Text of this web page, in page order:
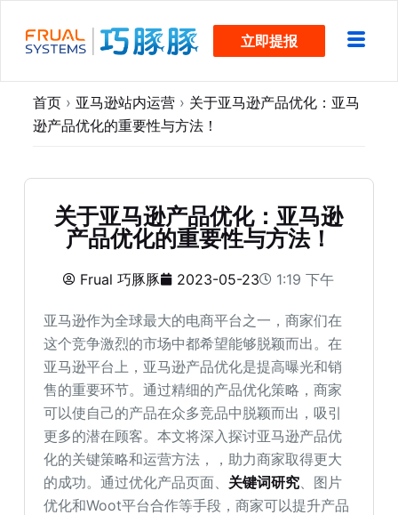
过
立即提报
首页 › 亚马逊站内运营 › 关于亚马逊产品优化：亚马
逊产品优化的重要性与方法！
关于亚马逊产品优化：亚马逊
产品优化的重要性与方法！
Frual 巧豚豚 2023-05-23 1:19 下午
亚马逊作为全球最大的电商平台之一，商家们在
这个竞争激烈的市场中都希望能够脱颖而出。在
亚马逊平台上，亚马逊产品优化是提高曝光和销
售的重要环节。通过精细的产品优化策略，商家
可以使自己的产品在众多竞品中脱颖而出，吸引
更多的潜在顾客。本文将深入探讨亚马逊产品优
化的关键策略和运营方法，，助力商家取得更大
的成功。通过优化产品页面、 关键词研究、图片
优化和Woot平台合作等手段，商家可以提升产品